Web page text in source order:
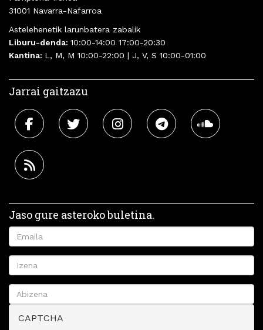
31001 Navarra-Nafarroa
Astelehenetik larunbatera zabalik
Liburu-denda: 10:00-14:00 17:00-20:30
Kantina: L, M, M 10:00-22:00 | J, V, S 10:00-01:00
Jarrai gaitzazu
Jaso gure asteroko buletina.
CAPTCHA